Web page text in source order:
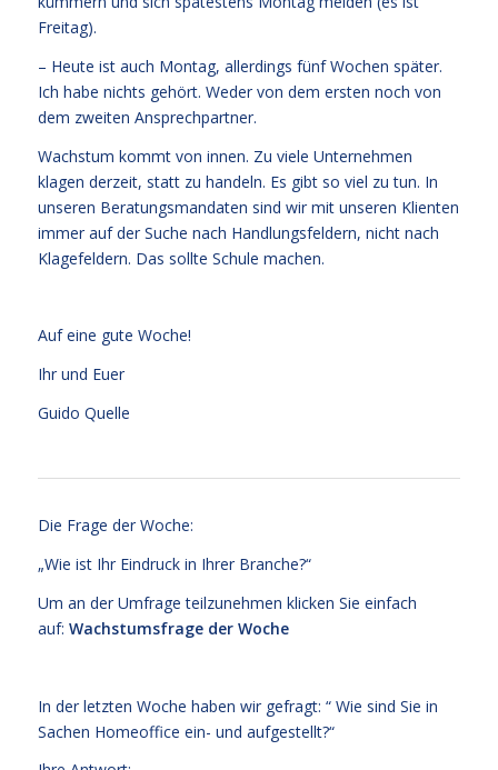
Freitag).
– Heute ist auch Montag, allerdings fünf Wochen später.
Ich habe nichts gehört. Weder von dem ersten noch von
dem zweiten Ansprechpartner.
Wachstum kommt von innen. Zu viele Unternehmen
klagen derzeit, statt zu handeln. Es gibt so viel zu tun. In
unseren Beratungsmandaten sind wir mit unseren Klienten
immer auf der Suche nach Handlungsfeldern, nicht nach
Klagefeldern. Das sollte Schule machen.
Auf eine gute Woche!
Ihr und Euer
Guido Quelle
Die Frage der Woche:
„Wie ist Ihr Eindruck in Ihrer Branche?“
Um an der Umfrage teilzunehmen klicken Sie einfach
auf: Wachstumsfrage der Woche
In der letzten Woche haben wir gefragt: “ Wie sind Sie in
Sachen Homeoffice ein- und aufgestellt?“